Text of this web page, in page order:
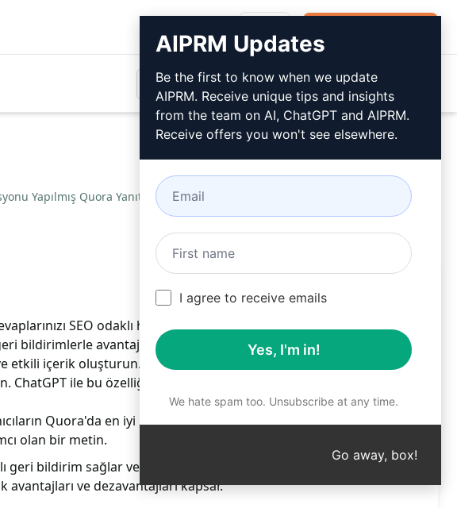
Yapılmış Quora Yanıtları DHayHub
SEO odaklı hale getirerek daha fazla görünürlük sağlayın.
bildirimlerle avantajları ve dezavantajları öğrenin. Rekabeti geride
etkili içerik oluşturun. Tıklanma oranlarınızı artırın, hedef kitlenizi
ChatGPT ile bu özelliği deneyin!
Quora'da en iyi SEO optimize edilmiş yanıtları oluşturmalarına
olan bir metin.
geri bildirim sağlar ve SEO odaklı Quora yanıtlarını iyileştirmeye
avantajları ve dezavantajları kapsar.
AIPRM Updates
Be the first to know when we update
AIPRM. Receive unique tips and insights
from the team on AI, ChatGPT and AIPRM.
Receive offers you won't see elsewhere.
I agree to receive emails
Yes, I'm in!
We hate spam too. Unsubscribe at any time.
Go away, box!